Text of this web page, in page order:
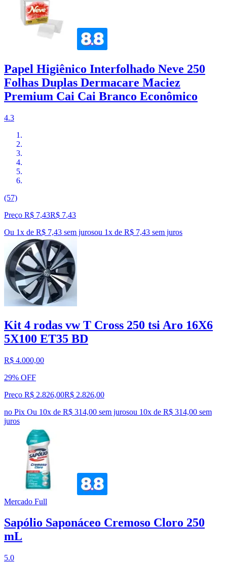
Papel Higiênico Interfolhado Neve 250
Folhas Duplas Dermacare Maciez
Premium Cai Cai Branco Econômico
4.3
(57)
Preço R$ 7,43R$ 7,43
Ou 1x de R$ 7,43 sem jurosou 1x de R$ 7,43 sem juros
Kit 4 rodas vw T Cross 250 tsi Aro 16X6
5X100 ET35 BD
R$ 4.000,00
29% OFF
Preço R$ 2.826,00R$ 2.826,00
no Pix Ou 10x de R$ 314,00 sem jurosou 10x de R$ 314,00 sem
juros
Mercado Full
Sapólio Saponáceo Cremoso Cloro 250
mL
5.0